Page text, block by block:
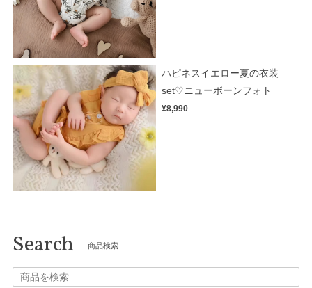
ハピネスイエロー夏の衣装
set♡ニューボーンフォト
¥8,990
Search 商品検索